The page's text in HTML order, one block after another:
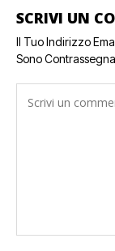
SCRIVI UN
Il Tuo Indirizzo
Sono